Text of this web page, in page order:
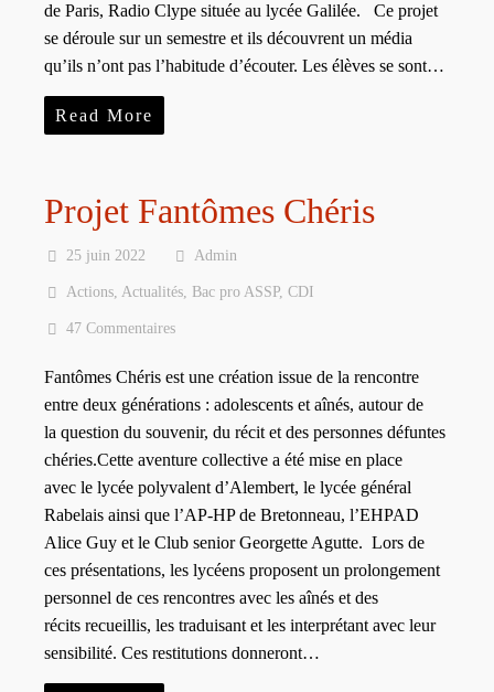
de Paris, Radio Clype située au lycée Galilée. Ce projet
se déroule sur un semestre et ils découvrent un média
qu’ils n’ont pas l’habitude d’écouter. Les élèves se sont…
Read More
Projet Fantômes Chéris
25 juin 2022 Admin
Actions Actualités Bac pro ASSP, CDI
47 Commentaires
Fantômes Chéris est une création issue de la rencontre
entre deux générations : adolescents et aînés, autour de
la question du souvenir, du récit et des personnes défuntes
chéries.Cette aventure collective a été mise en place
avec le lycée polyvalent d’Alembert, le lycée général
Rabelais ainsi que l’AP-HP de Bretonneau, l’EHPAD
Alice Guy et le Club senior Georgette Agutte. Lors de
ces présentations, les lycéens proposent un prolongement
personnel de ces rencontres avec les aînés et des
récits recueillis, les traduisant et les interprétant avec leur
sensibilité. Ces restitutions donneront…